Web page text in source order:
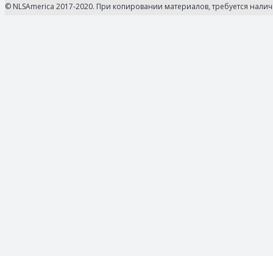
© NLSAmerica 2017-2020. При копировании материалов, требуется